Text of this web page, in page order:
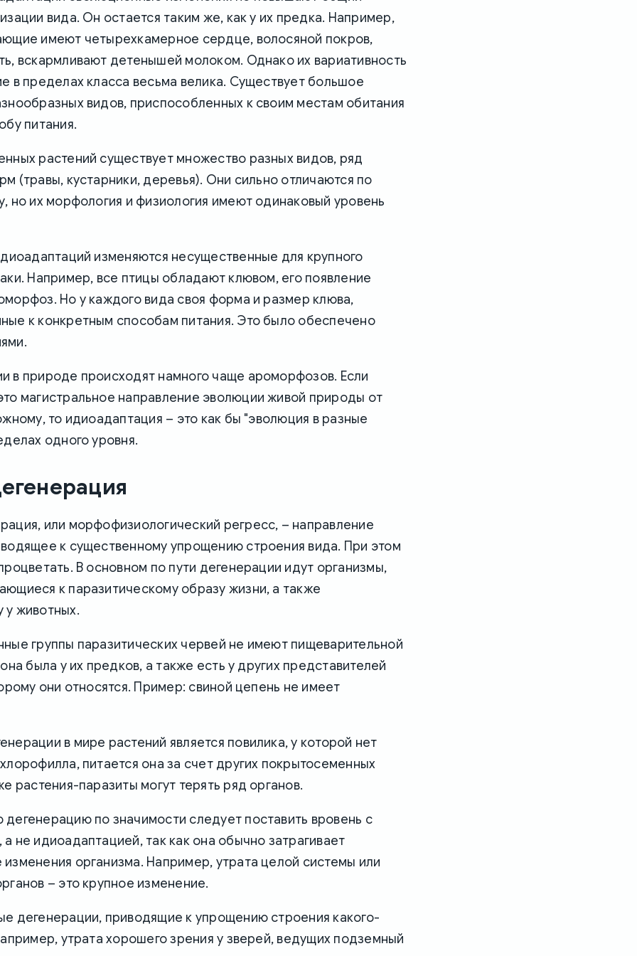
вида. Он остается таким же, как у их предка. Например,
имеют четырехкамерное сердце, волосяной покров,
вскармливают детенышей молоком. Однако их вариативность
в пределах класса весьма велика. Существует большое
видов, приспособленных к своим местам обитания
питания.
растений существует множество разных видов, ряд
(травы, кустарники, деревья). Они сильно отличаются по
но их морфология и физиология имеют одинаковый уровень
изменяются несущественные для крупного
Например, все птицы обладают клювом, его появление
Но у каждого вида своя форма и размер клюва,
к конкретным способам питания. Это было обеспечено
в природе происходят намного чаще ароморфозов. Если
магистральное направление эволюции живой природы от
то идиоадаптация – это как бы "эволюция в разные
одного уровня.
или морфофизиологический регресс, – направление
к существенному упрощению строения вида. При этом
В основном по пути дегенерации идут организмы,
к паразитическому образу жизни, а также
животных.
группы паразитических червей не имеют пищеварительной
была у их предков, а также есть у других представителей
они относятся. Пример: свиной цепень не имеет
в мире растений является повилика, у которой нет
питается она за счет других покрытосеменных
растения-паразиты могут терять ряд органов.
по значимости следует поставить вровень с
не идиоадаптацией, так как она обычно затрагивает
организма. Например, утрата целой системы или
– это крупное изменение.
дегенерации, приводящие к упрощению строения какого-
утрата хорошего зрения у зверей, ведущих подземный